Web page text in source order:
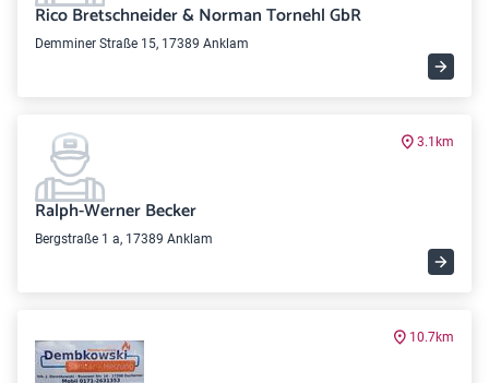
Rico Bretschneider & Norman Tornehl GbR
Demminer Straße 15, 17389 Anklam
3.1km
Ralph-Werner Becker
Bergstraße 1 a, 17389 Anklam
10.7km